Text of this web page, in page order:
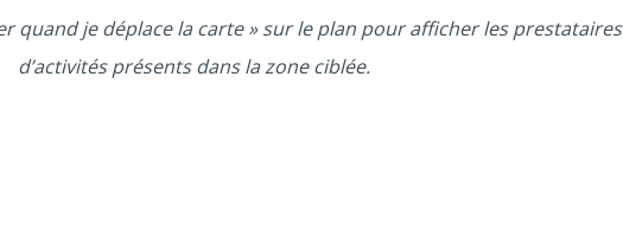
quand je déplace la carte » sur le plan pour afficher les prestataires
d’activités présents dans la zone ciblée.